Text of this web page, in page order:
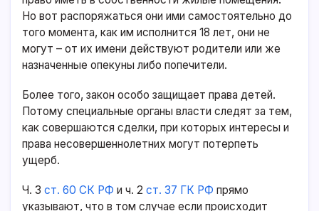
Но вот распоряжаться они ими самостоятельно до
того момента, как им исполнится 18 лет, они не
могут – от их имени действуют родители или же
назначенные опекуны либо попечители.
Более того, закон особо защищает права детей.
Потому специальные органы власти следят за тем,
как совершаются сделки, при которых интересы и
права несовершеннолетних могут потерпеть
ущерб.
Ч. 3ст. 60 СК РФ и ч. 2ст. 37 ГК РФ прямо
указывают, что в том случае если происходит